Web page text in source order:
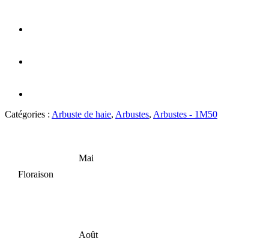
Catégories : Arbuste de haie, Arbustes, Arbustes - 1M50
Floraison
Mai
Août